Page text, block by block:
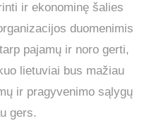
ir ekonominę šalies
duomenimis
pajamų ir noro gerti,
lietuviai bus mažiau
ir pragyvenimo sąlygų
gers.